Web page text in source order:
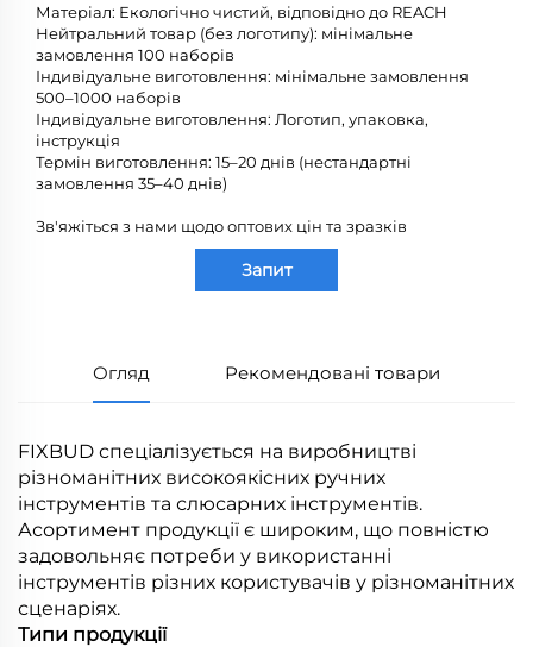
Матеріал: Екологічно чистий, відповідно до REACH
Нейтральний товар (без логотипу): мінімальне
замовлення 100 наборів
Індивідуальне виготовлення: мінімальне замовлення
500–1000 наборів
Індивідуальне виготовлення: Логотип, упаковка,
інструкція
Термін виготовлення: 15–20 днів (нестандартні
замовлення 35–40 днів)
Зв'яжіться з нами щодо оптових цін та зразків
Запит
Огляд Рекомендовані товари
FIXBUD спеціалізується на виробництві
різноманітних високоякісних ручних
інструментів та слюсарних інструментів.
Асортимент продукції є широким, що повністю
задовольняє потреби у використанні
інструментів різних користувачів у різноманітних
сценаріях.
Типи продукції